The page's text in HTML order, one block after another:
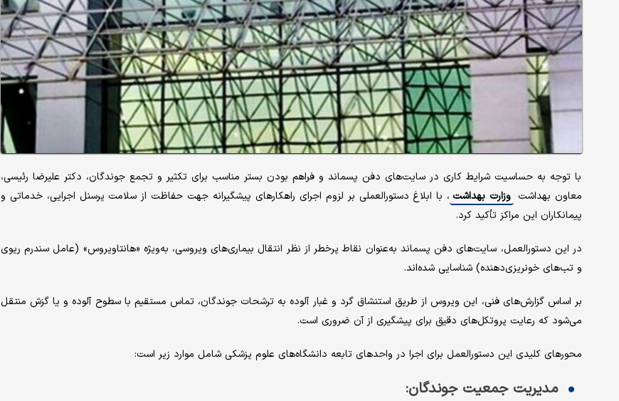
با توجه به حساسیت شرایط کاری در سایت‌های دفن پسماند و فراهم بودن بستر مناسب برای تکثیر و تجمع جوندگان، دکتر علیرضا رئیسی،
معاون بهداشت وزارت بهداشت ، با ابلاغ دستورالعملی بر لزوم اجرای راهکارهای پیشگیرانه جهت حفاظت از سلامت پرسنل اجرایی، خدماتی و
پیمانکاران این مراکز تأکید کرد.
در این دستورالعمل، سایت‌های دفن پسماند به‌عنوان نقاط پرخطر از نظر انتقال بیماری‌های ویروسی، به‌ویژه «هانتاویروس» (عامل سندرم ریوی
و تب‌های خونریزی‌دهنده) شناسایی شده‌اند.
بر اساس گزارش‌های فنی، این ویروس از طریق استنشاق گرد و غبار آلوده به ترشحات جوندگان، تماس مستقیم با سطوح آلوده و یا گزش منتقل
می‌شود که رعایت پروتکل‌های دقیق برای پیشگیری از آن ضروری است.
محورهای کلیدی این دستورالعمل برای اجرا در واحدهای تابعه دانشگاه‌های علوم پزشکی شامل موارد زیر است:
مدیریت جمعیت جوندگان: